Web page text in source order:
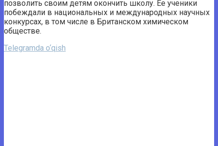
позволить своим детям окончить школу. Ее ученики
побеждали в национальных и международных научных
конкурсах, в том числе в Британском химическом
обществе.
Telegramda o‘qish